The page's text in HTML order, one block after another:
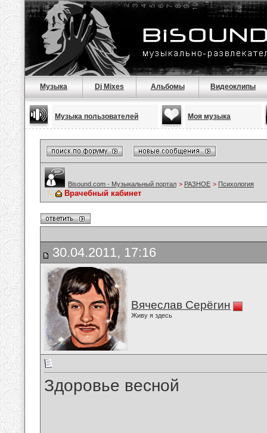
Музыка Dj Mixes Альбомы Видеоклипы
Музыка пользователей Моя музыка
Bisound.com - Музыкальный портал > РАЗНОЕ > Психология
Врачебный кабинет
30.04.2011, 17:16
Вячеслав Серёгин
Живу я здесь
Здоровье весной